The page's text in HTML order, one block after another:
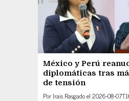
México y Perú
diplomáticas tras
de tensión
Por Irais Rasgadoel 2026-08-